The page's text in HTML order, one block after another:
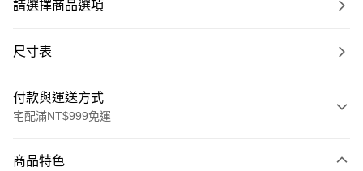
請選擇商品選項
尺寸表
付款與運送方式
宅配滿NT$999免運
商品特色